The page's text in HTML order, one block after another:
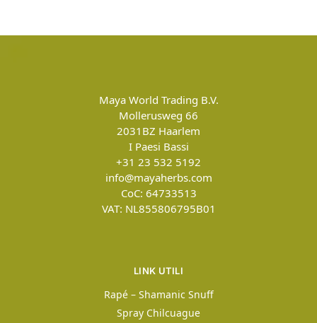
Maya World Trading B.V.
Mollerusweg 66
2031BZ Haarlem
I Paesi Bassi
+31 23 532 5192
info@mayaherbs.com
CoC: 64733513
VAT: NL855806795B01
LINK UTILI
Rapé – Shamanic Snuff
Spray Chilcuague